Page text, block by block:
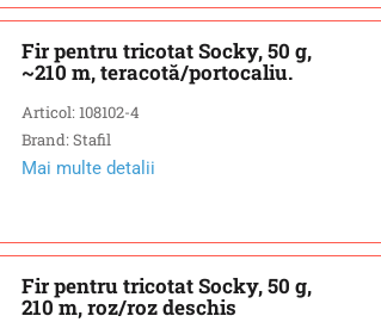
Fir pentru tricotat Socky, 50 g,
~210 m, teracotă/portocaliu.
Articol: 108102-4
Brand: Stafil
Mai multe detalii
Fir pentru tricotat Socky, 50 g,
210 m, roz/roz deschis